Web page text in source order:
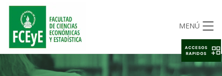
MENÚ
ACCESOS
RAPIDOS